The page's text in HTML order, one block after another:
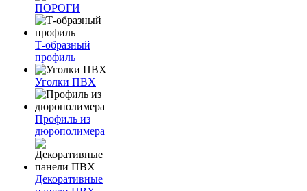
ПОРОГИ
Т-образный
профиль
Уголки ПВХ
Профиль из
дюрополимера
Декоративные